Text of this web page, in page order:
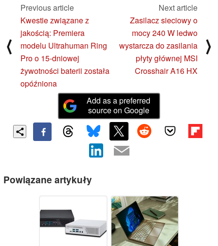
⟨
Previous article
Kwestie związane z
jakością: Premiera
modelu Ultrahuman Ring
Pro o 15-dniowej
żywotności baterii została
opóźniona
Next article
Zasilacz sieciowy o
mocy 240 W ledwo
wystarcza do zasilania
płyty głównej MSI
Crosshair A16 HX
⟩
Add as a preferred
source on Google
Powiązane artykuły